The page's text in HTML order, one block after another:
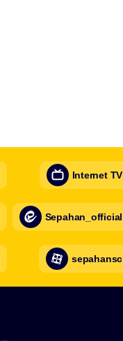
Internet TV
Sepahan_official
sepahansc